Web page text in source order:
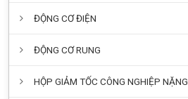
ĐỘNG CƠ ĐIỆN
ĐỘNG CƠ RUNG
HỘP GIẢM TỐC CÔNG NGHIỆP NẶNG